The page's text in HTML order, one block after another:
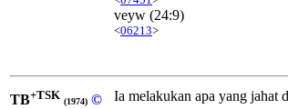
veyw (24:9)
<06213>
TB+TSK (1974) ©
Ia melakukan apa yang jahat